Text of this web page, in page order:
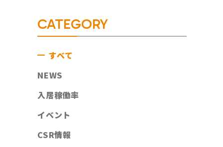
CATEGORY
すべて
NEWS
入居稼働率
イベント
CSR情報